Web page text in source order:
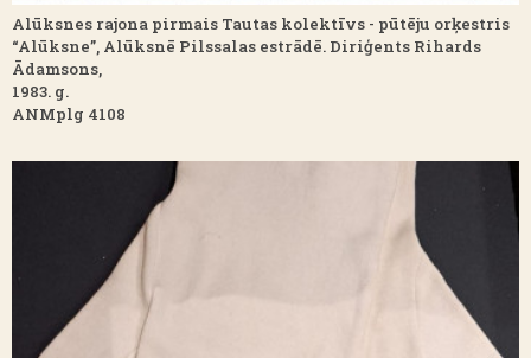
Alūksnes rajona pirmais Tautas kolektīvs - pūtēju orķestris
“Alūksne”, Alūksnē Pilssalas estrādē. Diriģents Rihards
Ādamsons,
1983. g.
ANMplg 4108